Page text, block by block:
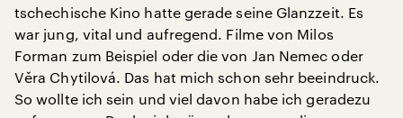
tschechische Kino hatte gerade seine Glanzzeit. Es
war jung, vital und aufregend. Filme von Milos
Forman zum Beispiel oder die von Jan Nemec oder
Věra Chytilová. Das hat mich schon sehr beeindruck.
So wollte ich sein und viel davon habe ich geradezu